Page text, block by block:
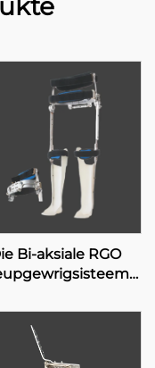
Bi-aksiale RGO